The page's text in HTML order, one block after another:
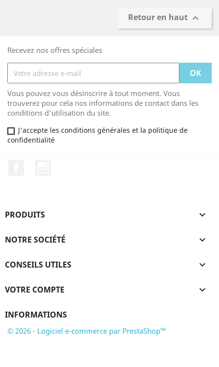
Retour en haut 
Recevez nos offres spéciales
Vous pouvez vous désinscrire à tout moment. Vous
trouverez pour cela nos informations de contact dans les
conditions d'utilisation du site.
J'accepte les conditions générales et la politique de
confidentialité
PRODUITS 
NOTRE SOCIÉTÉ 
CONSEILS UTILES 
VOTRE COMPTE 
INFORMATIONS
© 2026 - Logiciel e-commerce par PrestaShop™